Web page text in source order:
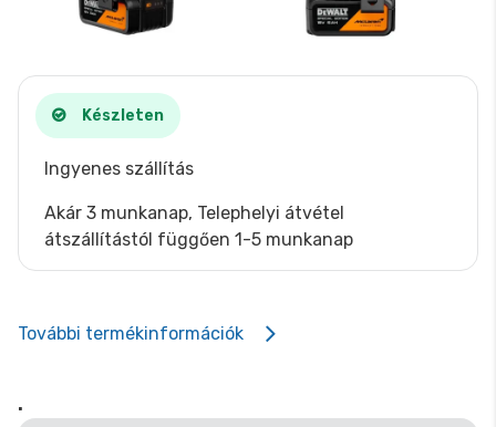
Készleten
Ingyenes szállítás
Akár 3 munkanap, Telephelyi átvétel
átszállítástól függően 1-5 munkanap
További termékinformációk
.